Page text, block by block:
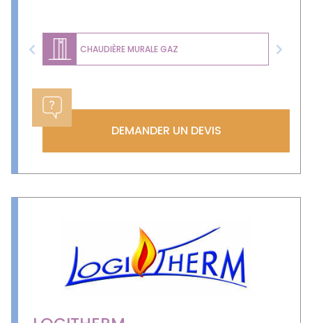
CHAUDIÈRE MURALE GAZ
Previous Next
DEMANDER UN DEVIS